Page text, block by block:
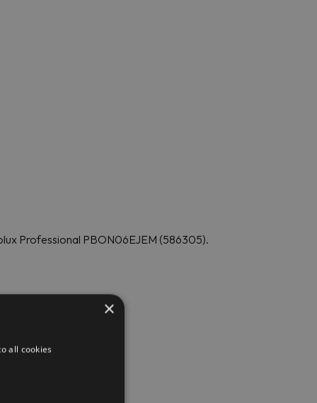
Professional PBON06EJEM (586305).
×
all cookies